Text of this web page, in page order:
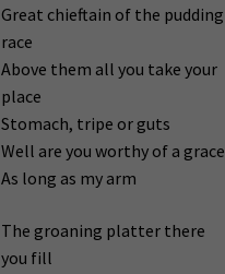
Great chieftain of the pudding
race
Above them all you take your
place
Stomach, tripe or guts
Well are you worthy of a grace
As long as my arm
The groaning platter there
you fill